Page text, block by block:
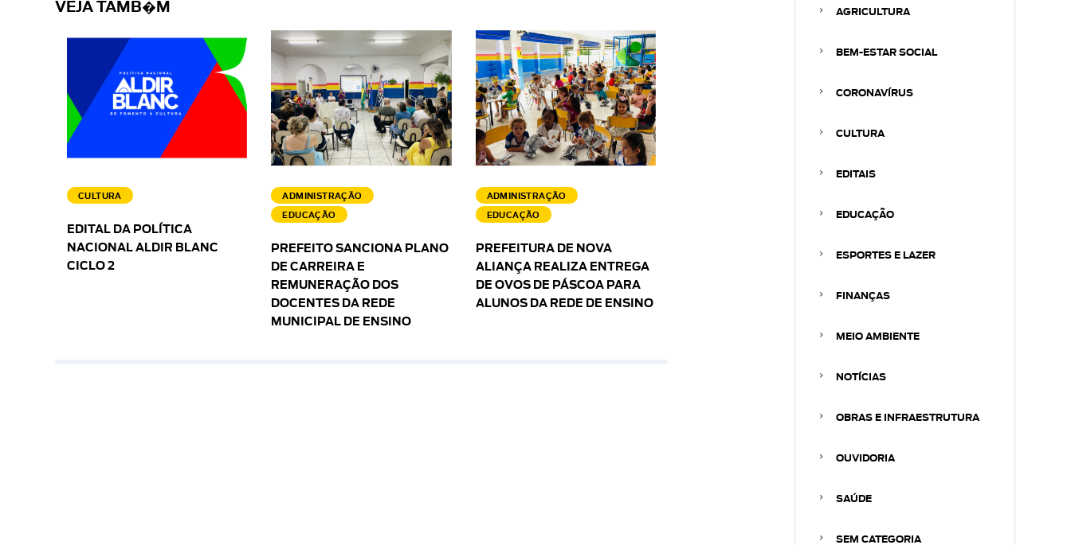
VEJA TAMB�M
CULTURA
EDITAL DA POLÍTICA
NACIONAL ALDIR BLANC
CICLO 2
ADMINISTRAÇÃO
EDUCAÇÃO
PREFEITO SANCIONA PLANO
DE CARREIRA E
REMUNERAÇÃO DOS
DOCENTES DA REDE
MUNICIPAL DE ENSINO
ADMINISTRAÇÃO
EDUCAÇÃO
PREFEITURA DE NOVA
ALIANÇA REALIZA ENTREGA
DE OVOS DE PÁSCOA PARA
ALUNOS DA REDE DE ENSINO
AGRICULTURA
BEM-ESTAR SOCIAL
CORONAVÍRUS
CULTURA
EDITAIS
EDUCAÇÃO
ESPORTES E LAZER
FINANÇAS
MEIO AMBIENTE
NOTÍCIAS
OBRAS E INFRAESTRUTURA
OUVIDORIA
SAÚDE
SEM CATEGORIA